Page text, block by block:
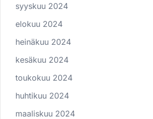
syyskuu 2024
elokuu 2024
heinäkuu 2024
kesäkuu 2024
toukokuu 2024
huhtikuu 2024
maaliskuu 2024